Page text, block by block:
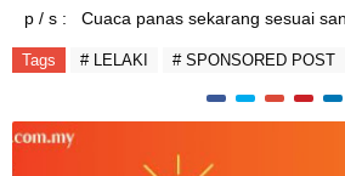
p / s : Cuaca panas sekarang sesuai
Tags # LELAKI # SPONSORED POST